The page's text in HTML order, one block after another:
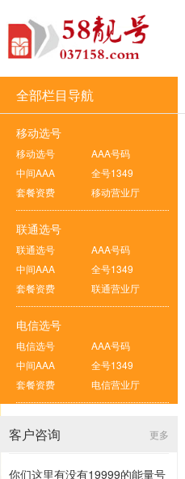
全部栏目导航
移动选号
移动选号
AAA号码
中间AAA
全号1349
套餐资费
移动营业厅
联通选号
联通选号
AAA号码
中间AAA
全号1349
套餐资费
联通营业厅
电信选号
电信选号
AAA号码
中间AAA
全号1349
套餐资费
电信营业厅
更多
客户咨询
你们这里有没有19999的能量号